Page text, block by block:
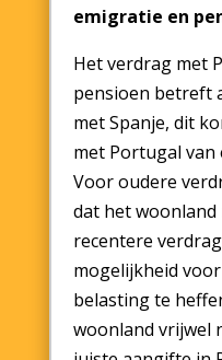
emigratie en
Het verdrag met
pensioen betreft
met Spanje, dit
met Portugal van
Voor oudere
dat het
recentere
mogelijkheid
belasting te
woonland vrijwel